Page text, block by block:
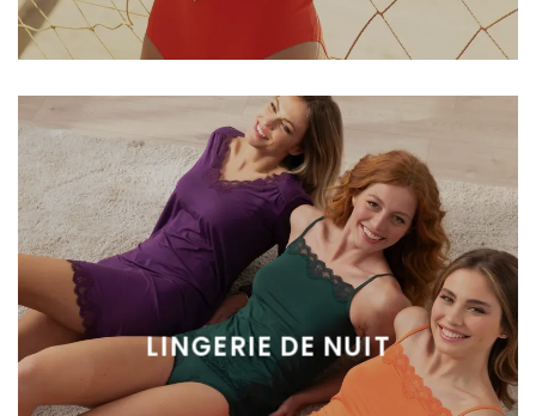
LINGERIE DE NUIT